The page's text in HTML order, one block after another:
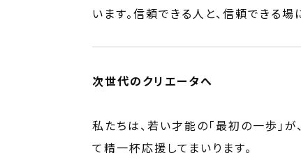
います。信頼できる人と、信頼できる
次世代のクリエータへ
私たちは、若い才能の「最初の一歩」
て精一杯応援してまいります。